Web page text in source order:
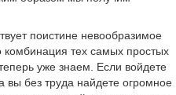
поистине невообразимое
комбинация тех самых простых
уже знаем. Если войдете
вы без труда найдете огромное